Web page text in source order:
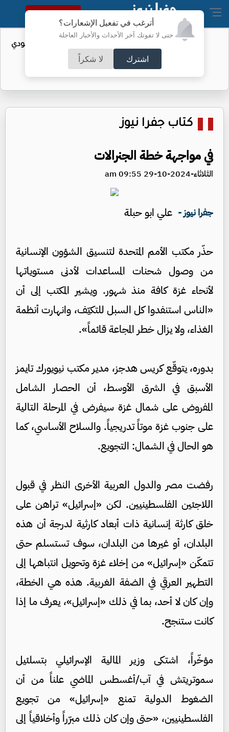
أترغب في تفعيل الإشعارات؟
حتى لا تفوتك آخر الأحداث والأخبار العاجلة
اشترك لا شكراً
النسخة الكاملة
كتاب جفرا نيوز
في مواجهة خطة الجنرالات
الثلاثاء-2024-10-29 09:55 am
جفرا نيوز - علي ابو حبلة
حذّر مكتب الأمم المتحدة لتنسيق الشؤون الإنسانية
من وصول شحنات المساعدات لأدنى مستوياتها
لأنحاء غزة كافة منذ شهور. ويشير المكتب إلى أن
«الناس استنفدوا كل السبل للتكيّف، وانهارت أنظمة
الغذاء، ولا يزال خطر المجاعة قائماً».
بدوره، يتوقّع كريس هدجز، مدير مكتب نيويورك تايمز
الأسبق في الشرق الأوسط، أن الحصار الشامل
المفروض على شمال غزة سيفرض في المرحلة التالية
على جنوب غزة موتاً تدريجياً. والسلاح الأساسي، كما
هو الحال في الشمال: التجويع.
رفضت مصر والدول العربية الأخرى النظر في قبول
اللاجئين الفلسطينيين. لكن «إسرائيل» تراهن على
خلق كارثة إنسانية ذات أبعاد كارثية لدرجة أن هذه
البلدان، أو غيرها من البلدان، سوف تستسلم حتى
تتمكّن «إسرائيل» من إخلاء غزة وتحويل انتباهها إلى
التطهير العرقي في الضفة الغربية. هذه هي الخطة،
وإن كان لا أحد، بما في ذلك «إسرائيل»، يعرف ما إذا
كانت ستنجح.
مؤخّراً، اشتكى وزير المالية الإسرائيلي بتسلئيل
سموتريتش في آب/أغسطس الماضي علناً من أن
الضغوط الدولية تمنع «إسرائيل» من تجويع
الفلسطينيين، «حتى وإن كان ذلك مبرّراً وأخلاقياً إلى